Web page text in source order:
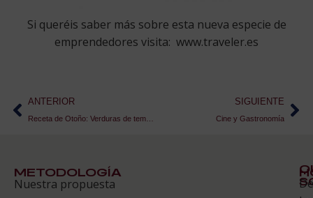
Si queréis saber más sobre esta nueva especie de
emprendedores visita: www.traveler.es
ANTERIOR SIGUIENTE
Cine y Gastronomía
METODOLOGÍA
Nuestra propuesta
De